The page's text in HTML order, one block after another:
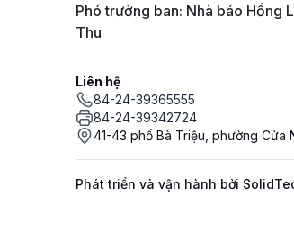
Phó trưởng ban: Nhà báo Hồng
Thu
Liên hệ
84-24-39365555
84-24-39342724
41-43 phố Bà Triệu, phường Cửa
Phát triển và vận hành bởi